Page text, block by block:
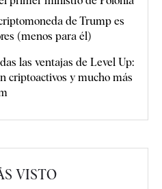
de Trump es
(menos para él)
las ventajas de Level Up:
criptoactivos y mucho más
VISTO